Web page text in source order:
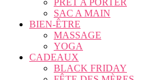
PRÊT A PORTER
SAC A MAIN
BIEN-ÊTRE
MASSAGE
YOGA
CADEAUX
BLACK FRIDAY